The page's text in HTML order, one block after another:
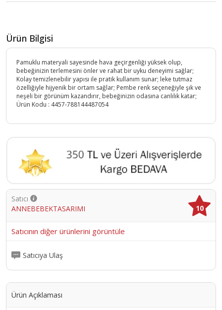
Ürün Bilgisi
Pamuklu materyali sayesinde hava geçirgenliği yüksek olup,
bebeğinizin terlemesini önler ve rahat bir uyku deneyimi sağlar;
Kolay temizlenebilir yapısı ile pratik kullanım sunar; leke tutmaz
özelliğiyle hijyenik bir ortam sağlar; Pembe renk seçeneğiyle şık ve
neşeli bir görünüm kazandırır, bebeğinizin odasına canlılık katar;
Ürün Kodu : 4457-788144487054
Satıcı
ANNEBEBEKTASARIMI
10
Satıcının diğer ürünlerini görüntüle
Satıcıya Ulaş
Ürün Açıklaması